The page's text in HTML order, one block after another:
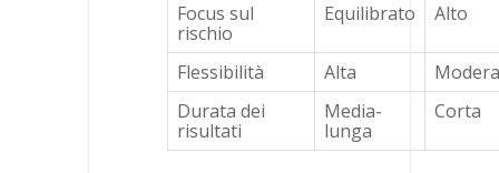
Focus sul
rischio
Equilibrato Alto
Flessibilità Alta
Durata dei
risultati
Media-
lunga
Corta